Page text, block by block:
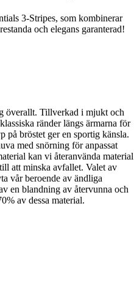
3-Stripes, som kombinerar
och elegans garanterad!
överallt. Tillverkad i mjukt och
ränder längs ärmarna för
på bröstet ger en sportig känsla.
med snörning för anpassat
kan vi återanvända material
att minska avfallet. Valet av
vår beroende av ändliga
en blandning av återvunna och
av dessa material.